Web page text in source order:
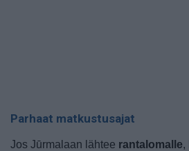
Parhaat matkustusajat
Jos Jūrmalaan lähtee rantalomalle,